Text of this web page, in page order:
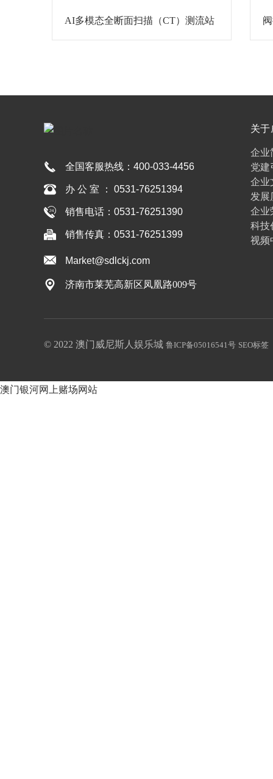
AI多模态全断面扫描（CT）测流站
全国客服热线： 400-033-4456
办 公 室 ： 0531-76251394
销售电话：0531-76251390
销售传真：0531-76251399
Market@sdlckj.com
济南市莱芜高新区凤凰路009号
关于
企业
党建
企业
发展
企业
科技
视频
© 2022 澳门威尼斯人娱乐城 鲁ICP备05016541号 SEO标签
澳门银河网上赌场网站